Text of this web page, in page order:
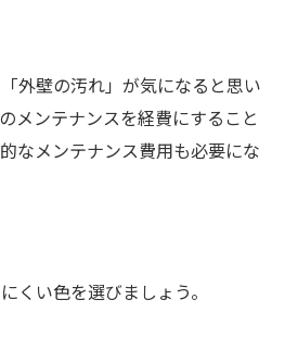
外壁の汚れ」が気になると思い
メンテナンスを経費にすること
なメンテナンス費用も必要にな
くい色を選びましょう。